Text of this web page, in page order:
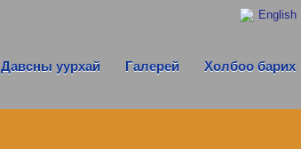
English
Давсны уурхай Галерей Холбоо барих